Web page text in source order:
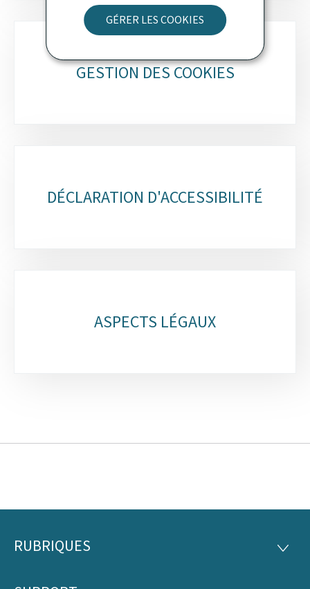
GÉRER LES COOKIES
GESTION DES COOKIES
DÉCLARATION D'ACCESSIBILITÉ
ASPECTS LÉGAUX
Pied
RUBRIQUES